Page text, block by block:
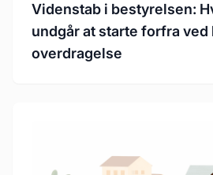
Videnstab i bestyrelsen:
undgår at starte forfra ved
overdragelse